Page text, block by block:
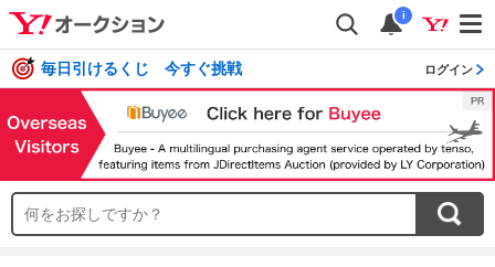
i
毎日引けるくじ 今すぐ挑戦 ログイン